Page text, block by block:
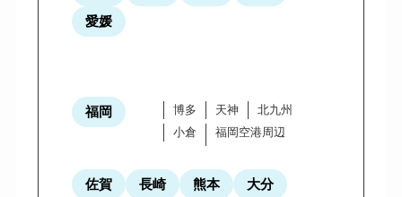
愛媛
福岡 博多 天神
北九州
小倉
福岡空港周辺
佐賀 長崎 熊本
大分